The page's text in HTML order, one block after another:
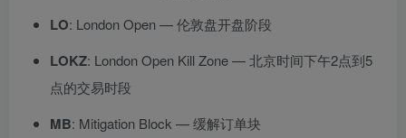
LO: London Open — 伦敦盘开盘阶段
LOKZ: London Open Kill Zone — 北京时间下午2点到5
点的交易时段
MB: Mitigation Block — 缓解订单块